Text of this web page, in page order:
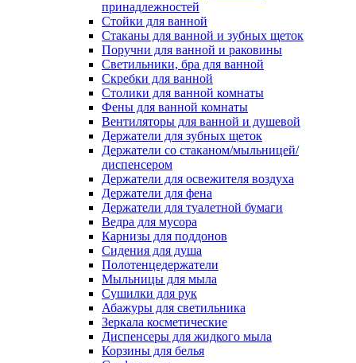
принадлежностей
Стойки для ванной
Стаканы для ванной и зубных щеток
Поручни для ванной и раковины
Светильники, бра для ванной
Скребки для ванной
Столики для ванной комнаты
Фены для ванной комнаты
Вентиляторы для ванной и душевой
Держатели для зубных щеток
Держатели со стаканом/мыльницей/
диспенсером
Держатели для освежителя воздуха
Держатели для фена
Держатели для туалетной бумаги
Ведра для мусора
Карнизы для поддонов
Сидения для душа
Полотенцедержатели
Мыльницы для мыла
Сушилки для рук
Абажуры для светильника
Зеркала косметические
Диспенсеры для жидкого мыла
Корзины для белья